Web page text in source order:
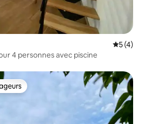
Note
5 (4)
4 personnes avec piscine